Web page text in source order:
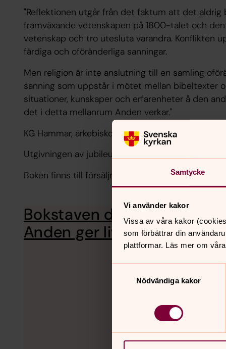
Samtycke
Vi använder kakor
Vissa av våra kakor
som förbättrar din
plattformar. Läs mer om
Nödvändiga kakor
"Reflektionen utgår från det faktum att det aldrig
framväxande vetenskapen på 1800-talet och
vetenskap och tro utesluta varandra. Konflikten
färdiga och oföränderliga sanningar.
Men religion är inte anslutning till en samling
sanning som uppstår i mötet mellan bibeltexter
situationer, kunskaper och erfarenheter å den
det i detta mellanrum Anden verkar."
KG Hammar, ärkebiskop emeritus i Svenska kyrkan
Utgivningen av jubileumsskriften sker i
Boken finns till försäljning genom bland annat
Bokstaven dödar men
Anden ger liv
5